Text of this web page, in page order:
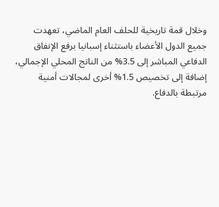
وخلال قمة تاريخية للحلف العام الماضي، تعهدت
جميع الدول الأعضاء باستثناء إسبانيا برفع الإنفاق
الدفاعي المباشر إلى 3.5% من الناتج المحلي الإجمالي،
إضافة إلى تخصيص 1.5% أخرى لمجالات أمنية
مرتبطة بالدفاع.